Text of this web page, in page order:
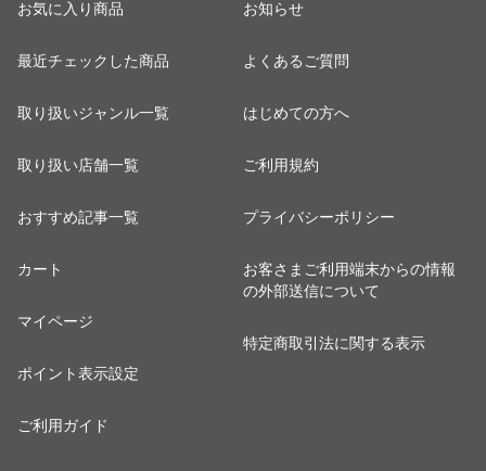
お気に入り商品
最近チェックした商品
取り扱いジャンル一覧
取り扱い店舗一覧
おすすめ記事一覧
カート
マイページ
ポイント表示設定
ご利用ガイド
お知らせ
よくあるご質問
はじめての方へ
ご利用規約
プライバシーポリシー
お客さまご利用端末からの情報
の外部送信について
特定商取引法に関する表示